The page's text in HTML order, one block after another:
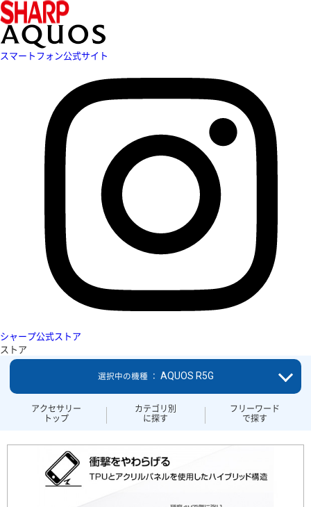
スマートフォン公式サイト
シャープ公式ストア
ストア
アクセサリー
トップ
カテゴリ別
に探す
フリーワード
で探す
選択中の機種 ： AQUOS R5G